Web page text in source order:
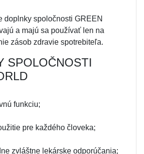
doplnky spoločnosti GREEN
a majú sa používať len na
zásob zdravie spotrebiteľa.
SPOLOČNOSTI
funkciu;
pre každého človeka;
zvláštne lekárske odporúčania;